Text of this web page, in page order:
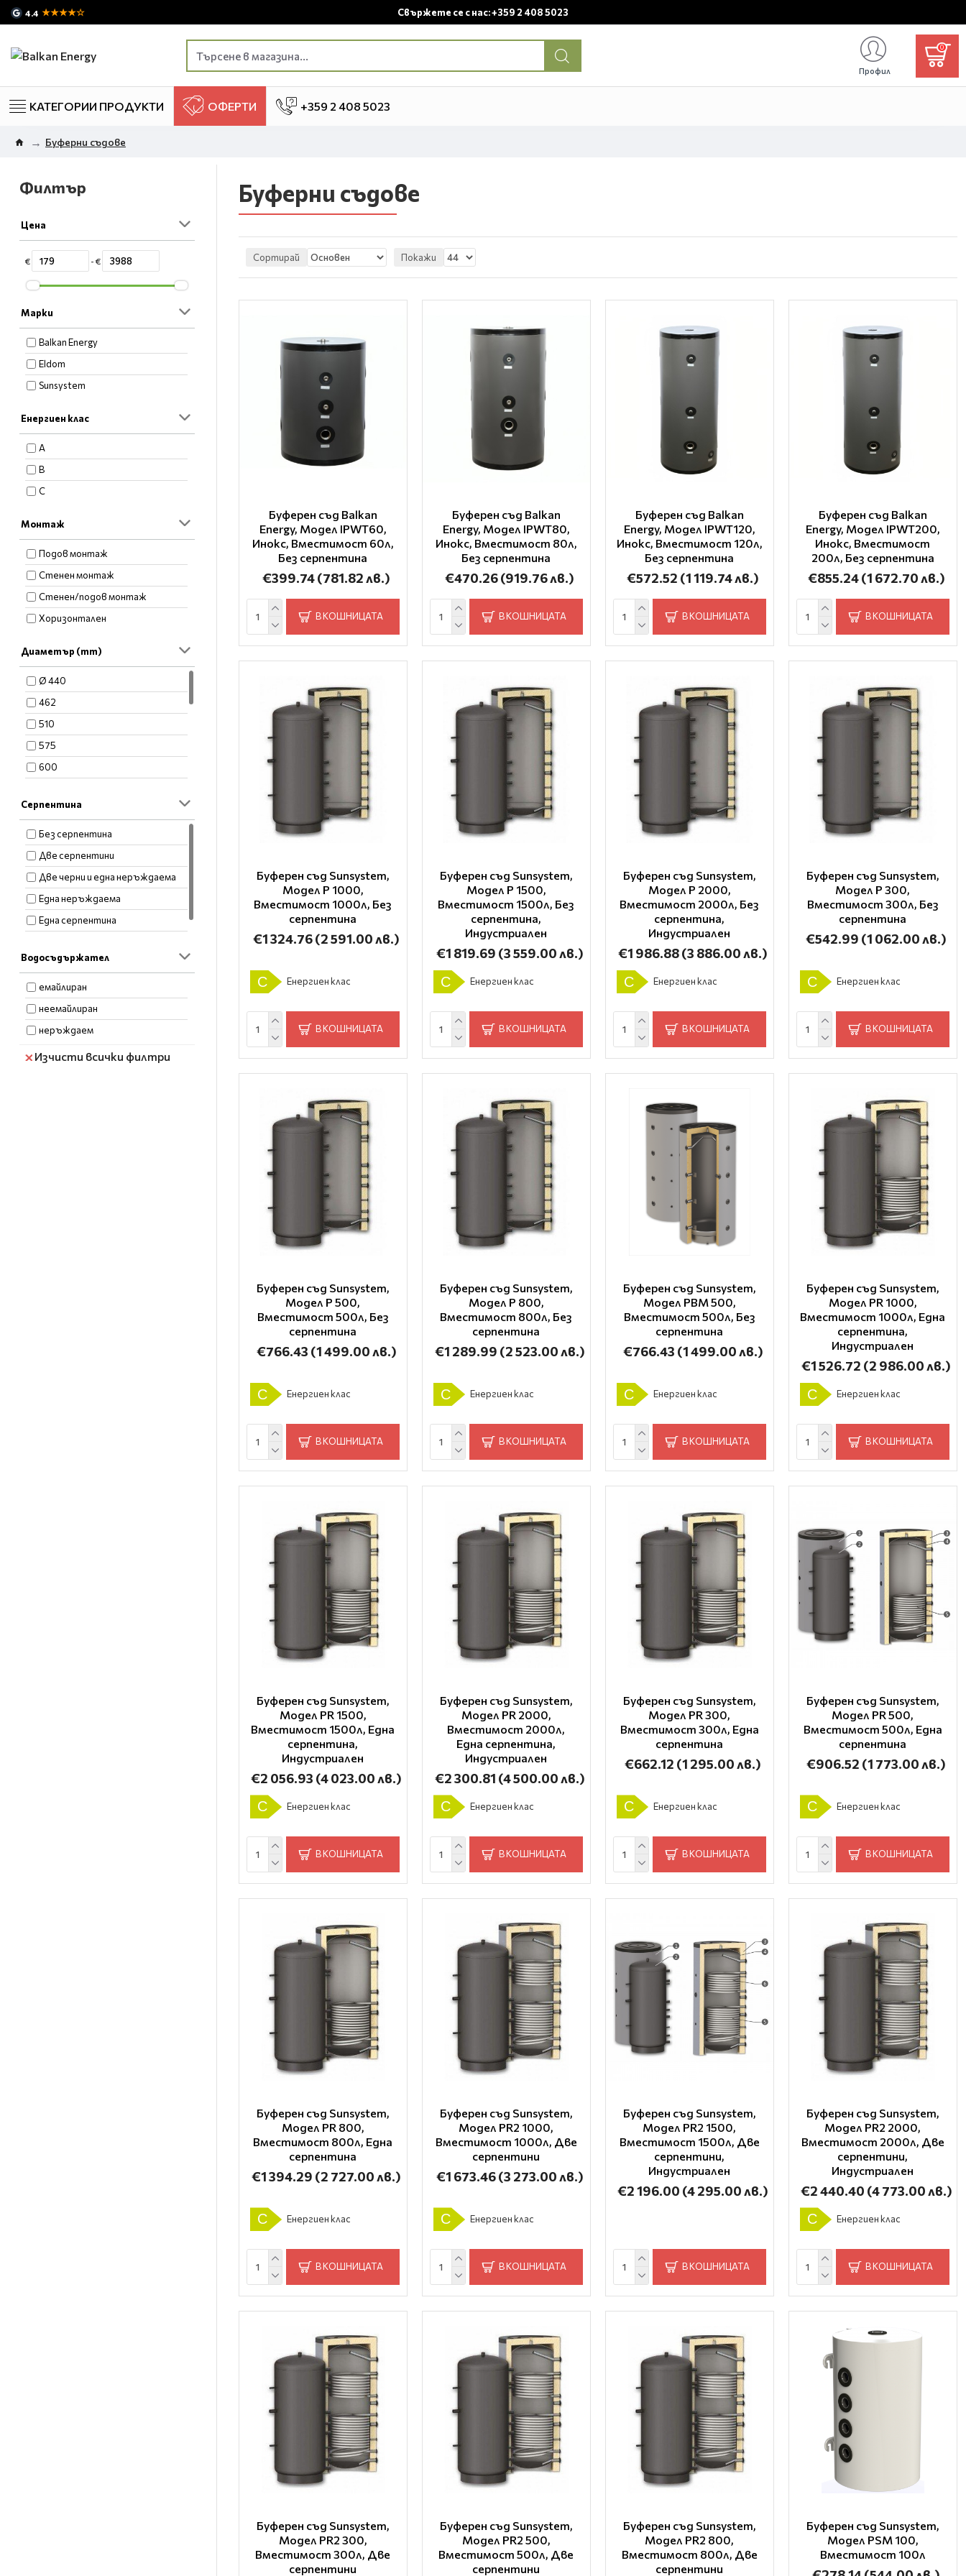
4.4 ★★★★☆ Свържете се с нас: +359 2 408 5023
Профил
0
КАТЕГОРИИ ПРОДУКТИ ОФЕРТИ +359 2 408 5023
Буферни съдове
Филтър
Цена
€ - €
Марки
Balkan Energy
Eldom
Sunsystem
Енергиен клас
A
B
C
Монтаж
Подов монтаж
Стенен монтаж
Стенен/подов монтаж
Хоризонтален
Диаметър (mm)
Ø 440
462
510
575
600
750
800
850
990
1040
1050
1200
1250
Серпентина
Без серпентина
Две серпентини
Две черни и една неръждаема
Една неръждаема
Една серпентина
Водосъдържател
емайлиран
неемайлиран
неръждаем
Изчисти всички филтри
Буферни съдове
Сортирай Покажи
Буферен съд Balkan
Energy, Модел IPWT60,
Инокс, Вместимост 60л,
Без серпентина
€399.74(781.82 лв.)
В КОШНИЦАТА
Буферен съд Balkan
Energy, Модел IPWT80,
Инокс, Вместимост 80л,
Без серпентина
€470.26(919.76 лв.)
В КОШНИЦАТА
Буферен съд Balkan
Energy, Модел IPWT120,
Инокс, Вместимост 120л,
Без серпентина
€572.52 (1 119.74 лв.)
В КОШНИЦАТА
Буферен съд Balkan
Energy, Модел IPWT200,
Инокс, Вместимост
200л, Без серпентина
€855.24(1 672.70 лв.)
В КОШНИЦАТА
Буферен съд Sunsystem,
Модел P 1000,
Вместимост 1000л, Без
серпентина
€1 324.76(2 591.00 лв.)
C Енергиен клас
В КОШНИЦАТА
Буферен съд Sunsystem,
Модел P 1500,
Вместимост 1500л, Без
серпентина,
Индустриален
€1 819.69 (3 559.00 лв.)
C
Енергиен клас
В КОШНИЦАТА
Буферен съд Sunsystem,
Модел P 2000,
Вместимост 2000л, Без
серпентина,
Индустриален
€1 986.88(3 886.00 лв.)
C
Енергиен клас
В КОШНИЦАТА
Буферен съд Sunsystem,
Модел P 300,
Вместимост 300л, Без
серпентина
€542.99 (1 062.00 лв.)
C Енергиен клас
В КОШНИЦАТА
Буферен съд Sunsystem,
Модел P 500,
Вместимост 500л, Без
серпентина
€766.43 (1 499.00 лв.)
C Енергиен клас
В КОШНИЦАТА
Буферен съд Sunsystem,
Модел P 800,
Вместимост 800л, Без
серпентина
€1 289.99 (2 523.00 лв.)
C Енергиен клас
В КОШНИЦАТА
Буферен съд Sunsystem,
Модел PBM 500,
Вместимост 500л, Без
серпентина
€766.43 (1 499.00 лв.)
C Енергиен клас
В КОШНИЦАТА
Буферен съд Sunsystem,
Модел PR 1000,
Вместимост 1000л, Една
серпентина,
Индустриален
€1 526.72 (2 986.00 лв.)
C
Енергиен клас
В КОШНИЦАТА
Буферен съд Sunsystem,
Модел PR 1500,
Вместимост 1500л, Една
серпентина,
Индустриален
€2 056.93 (4 023.00 лв.)
C
Енергиен клас
В КОШНИЦАТА
Буферен съд Sunsystem,
Модел PR 2000,
Вместимост 2000л,
Една серпентина,
Индустриален
€2 300.81 (4 500.00 лв.)
C
Енергиен клас
В КОШНИЦАТА
Буферен съд Sunsystem,
Модел PR 300,
Вместимост 300л, Една
серпентина
€662.12 (1 295.00 лв.)
C Енергиен клас
В КОШНИЦАТА
Буферен съд Sunsystem,
Модел PR 500,
Вместимост 500л, Една
серпентина
€906.52 (1 773.00 лв.)
C Енергиен клас
В КОШНИЦАТА
Буферен съд Sunsystem,
Модел PR 800,
Вместимост 800л, Една
серпентина
€1 394.29 (2 727.00 лв.)
C Енергиен клас
В КОШНИЦАТА
Буферен съд Sunsystem,
Модел PR2 1000,
Вместимост 1000л, Две
серпентини
€1 673.46(3 273.00 лв.)
C Енергиен клас
В КОШНИЦАТА
Буферен съд Sunsystem,
Модел PR2 1500,
Вместимост 1500л, Две
серпентини,
Индустриален
€2 196.00 (4 295.00 лв.)
В КОШНИЦАТА
Буферен съд Sunsystem,
Модел PR2 2000,
Вместимост 2000л, Две
серпентини,
Индустриален
€2 440.40 (4 773.00 лв.)
C
Енергиен клас
В КОШНИЦАТА
Буферен съд Sunsystem,
Модел PR2 300,
Вместимост 300л, Две
серпентини
Буферен съд Sunsystem,
Модел PR2 500,
Вместимост 500л, Две
серпентини
Буферен съд Sunsystem,
Модел PR2 800,
Вместимост 800л, Две
серпентини
Буферен съд Sunsystem,
Модел PSM 100,
Вместимост 100л